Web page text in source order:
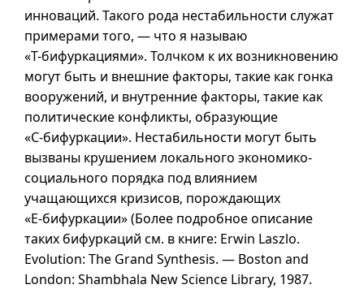
инноваций. Такого рода нестабильности служат
примерами того, — что я называю
«Т-бифуркациями». Толчком к их возникновению
могут быть и внешние факторы, такие как гонка
вооружений, и внутренние факторы, такие как
политические конфликты, образующие
«С-бифуркации». Нестабильности могут быть
вызваны крушением локального экономико-
социального порядка под влиянием
учащающихся кризисов, порождающих
«Е-бифуркации» (Более подробное описание
таких бифуркаций см. в книге: Erwin Laszlo.
Evolution: The Grand Synthesis. — Boston and
London: Shambhala New Science Library, 1987.